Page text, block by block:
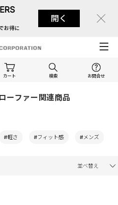
お得に
開く
カート 検索 お問合せ
ーファー関連商品
#軽さ #フィット感 #メンズ
並べ替え